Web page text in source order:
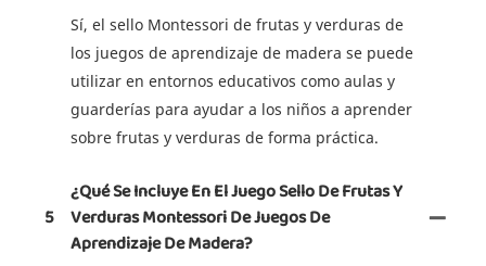
Sí, el sello Montessori de frutas y verduras de
los juegos de aprendizaje de madera se puede
utilizar en entornos educativos como aulas y
guarderías para ayudar a los niños a aprender
sobre frutas y verduras de forma práctica.
5
¿Qué Se Incluye En El Juego Sello De Frutas Y
Verduras Montessori De Juegos De
Aprendizaje De Madera?